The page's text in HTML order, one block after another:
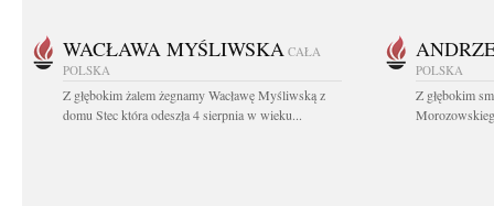
WACŁAWA MYŚLIWSKA CAŁA
POLSKA
Z głębokim żalem żegnamy Wacławę Myśliwską z
domu Stec która odeszła 4 sierpnia w wieku...
POLSKA
Z głębokim